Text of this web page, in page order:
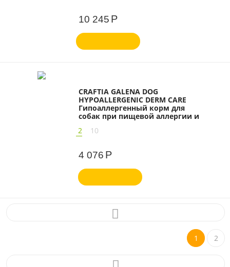
10 245 Р
CRAFTIA GALENA DOG
HYPOALLERGENIC DERM CARE
Гипоаллергенный корм для
собак при пищевой аллергии и
2 10
4 076 Р
1 2